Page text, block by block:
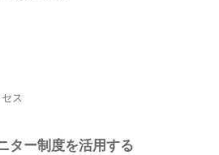
ス
ター制度を活用する